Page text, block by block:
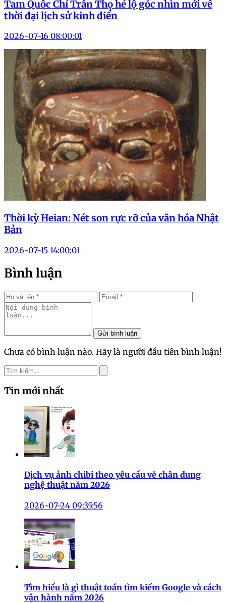
Tam Quốc Chí Trần Thọ hé lộ góc nhìn mới về
thời đại lịch sử kinh điển
2026-07-16 08:00:01
Thời kỳ Heian: Nét son rực rỡ của văn hóa Nhật
Bản
2026-07-15 14:00:01
Bình luận
Gửi bình luận
Chưa có bình luận nào. Hãy là người đầu tiên bình luận!
Tin mới nhất
Dịch vụ ảnh chibi theo yêu cầu vẽ chân dung
nghệ thuật năm 2026
2026-07-24 09:35:56
Tìm hiểu là gì thuật toán tìm kiếm Google và cách
vận hành năm 2026